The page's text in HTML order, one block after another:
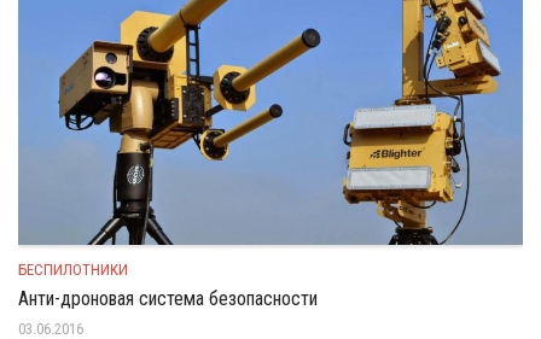
БЕСПИЛОТНИКИ
Анти-дроновая система безопасности
03.06.2016